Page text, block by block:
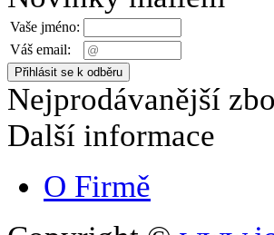
Vaše jméno:
Váš email:
Nejprodávanější
Další informace
O Firmě